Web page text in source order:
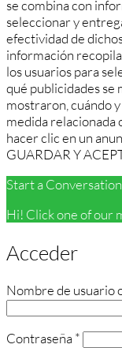
se combina con
seleccionar y
efectividad de
información
los usuarios para
qué publicidades se
mostraron, cuándo
medida relacionada
hacer clic en un
GUARDAR Y
Start a Conversation
Hi! Click one of our
Acceder
Nombre de usuario
Contraseña*